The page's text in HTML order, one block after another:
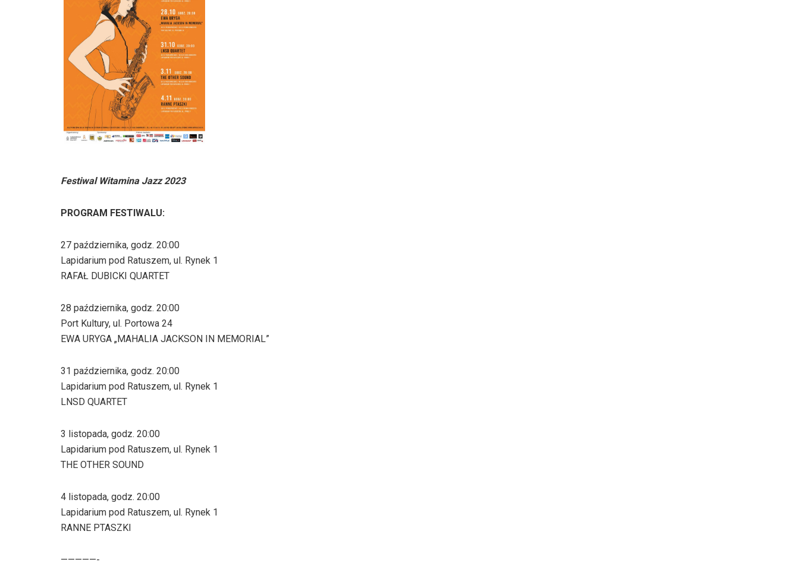
Festiwal Witamina Jazz 2023
PROGRAM FESTIWALU:
27 października, godz. 20:00
Lapidarium pod Ratuszem, ul. Rynek 1
RAFAŁ DUBICKI QUARTET
28 października, godz. 20:00
Port Kultury, ul. Portowa 24
EWA URYGA „MAHALIA JACKSON IN MEMORIAL”
31 października, godz. 20:00
Lapidarium pod Ratuszem, ul. Rynek 1
LNSD QUARTET
3 listopada, godz. 20:00
Lapidarium pod Ratuszem, ul. Rynek 1
THE OTHER SOUND
4 listopada, godz. 20:00
Lapidarium pod Ratuszem, ul. Rynek 1
RANNE PTASZKI
—————-